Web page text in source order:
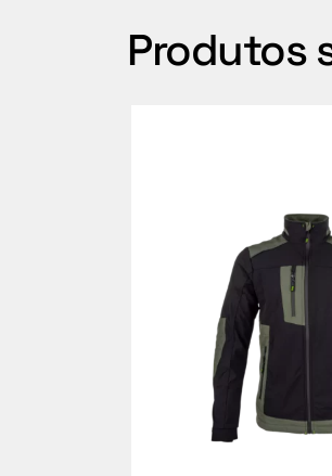
Produtos